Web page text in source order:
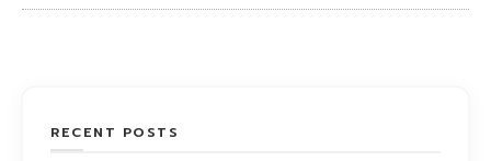
RECENT POSTS